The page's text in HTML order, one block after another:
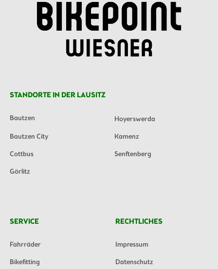
STANDORTE IN DER LAUSITZ
Bautzen
Hoyerswerda
Bautzen City
Kamenz
Cottbus
Senftenberg
Görlitz
SERVICE
Fahrräder
Bikefitting
RECHTLICHES
Impressum
Datenschutz